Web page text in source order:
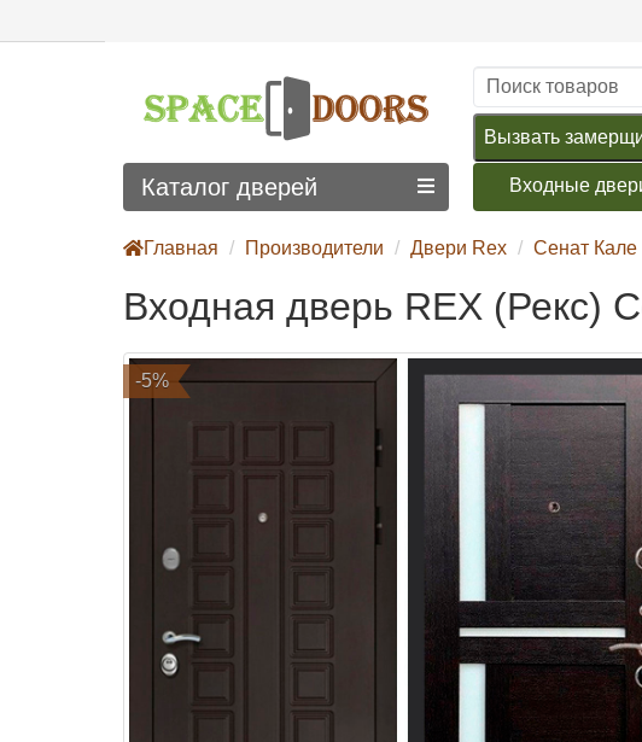
Вызвать
Входные
Каталог дверей
Главная Производители Двери Rex Сенат Кале
Входная дверь REX (Рекс)
-5%